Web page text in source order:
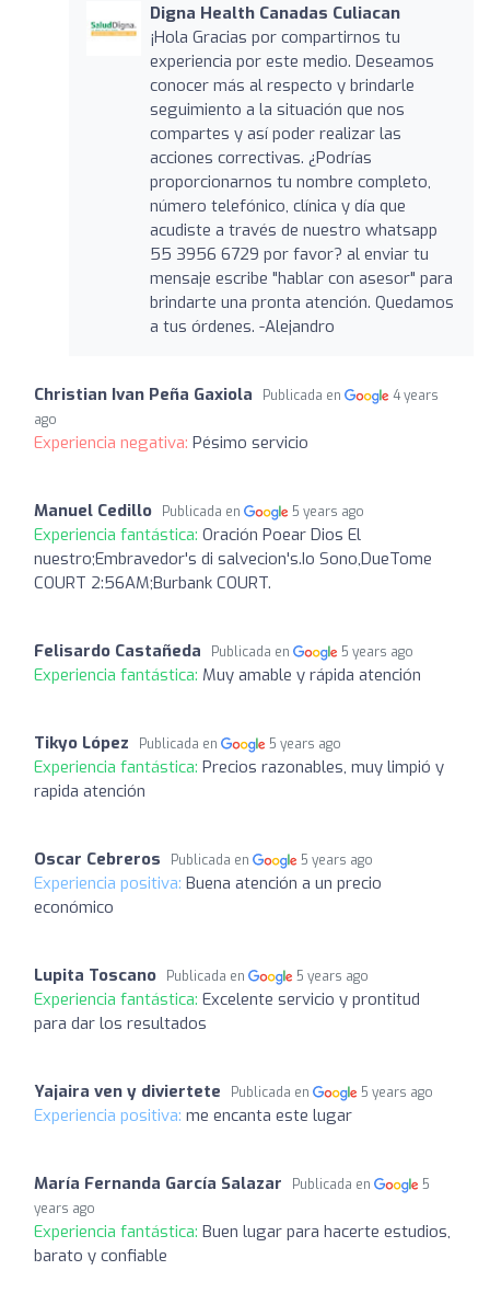
Digna Health Canadas Culiacan
¡Hola Gracias por compartirnos tu
experiencia por este medio. Deseamos
conocer más al respecto y brindarle
seguimiento a la situación que nos
compartes y así poder realizar las
acciones correctivas. ¿Podrías
proporcionarnos tu nombre completo,
número telefónico, clínica y día que
acudiste a través de nuestro whatsapp
55 3956 6729 por favor? al enviar tu
mensaje escribe "hablar con asesor" para
brindarte una pronta atención. Quedamos
a tus órdenes. -Alejandro
Christian Ivan Peña Gaxiola Publicada en
4 years
ago
Experiencia negativa: Pésimo servicio
Manuel Cedillo Publicada en 5 years ago
Experiencia fantástica: Oración Poear Dios El
nuestro;Embravedor's di salvecion's.Io Sono,DueTome
COURT 2:56AM;Burbank COURT.
Felisardo Castañeda Publicada en 5 years ago
Experiencia fantástica: Muy amable y rápida atención
Tikyo López Publicada en 5 years ago
Experiencia fantástica: Precios razonables, muy limpió y
rapida atención
Oscar Cebreros Publicada en 5 years ago
Experiencia positiva: Buena atención a un precio
económico
Lupita Toscano Publicada en 5 years ago
Experiencia fantástica: Excelente servicio y prontitud
para dar los resultados
Yajaira ven y diviertete Publicada en 5 years ago
Experiencia positiva: me encanta este lugar
María Fernanda García Salazar Publicada en
5
years ago
Experiencia fantástica: Buen lugar para hacerte estudios,
barato y confiable